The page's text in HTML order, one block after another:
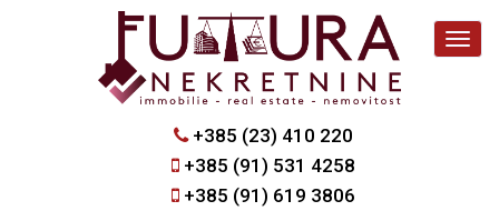
+385 (23) 410 220
+385 (91) 531 4258
+385 (91) 619 3806